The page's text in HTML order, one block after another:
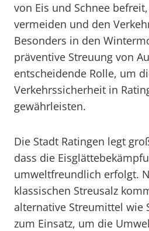
von Eis und Schnee
vermeiden und den
Besonders in den
präventive Streuung von
entscheidende Rolle, um
Verkehrssicherheit in
gewährleisten.
Die Stadt Ratingen legt
dass die
umweltfreundlich erfolgt.
klassischen Streusalz
alternative Streumittel wie
zum Einsatz, um die